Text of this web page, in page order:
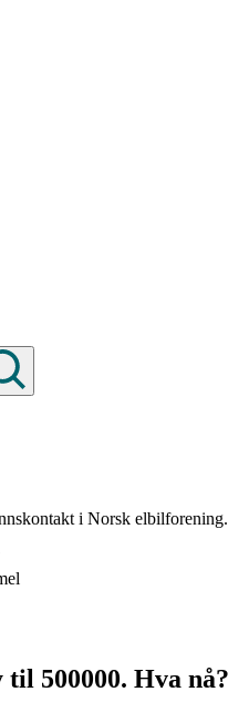
i Norsk elbilforening.
500000. Hva nå?